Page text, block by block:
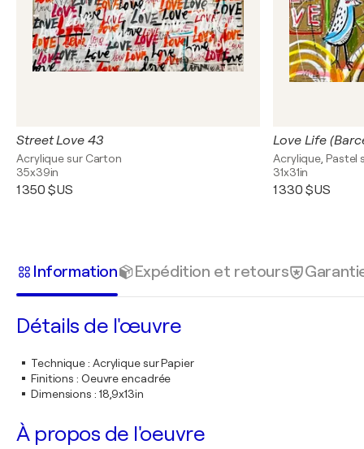
Street Love 43
Acrylique sur Carton
35x39in
1 350 $US
Love Life
Acrylique, Pastel
31x31in
1 330 $US
Information Expédition et retours
Détails de l'œuvre
Technique: Acrylique sur Papier
Finitions : Oeuvre encadrée
Dimensions : 18,9x13in
À propos de l'oeuvre